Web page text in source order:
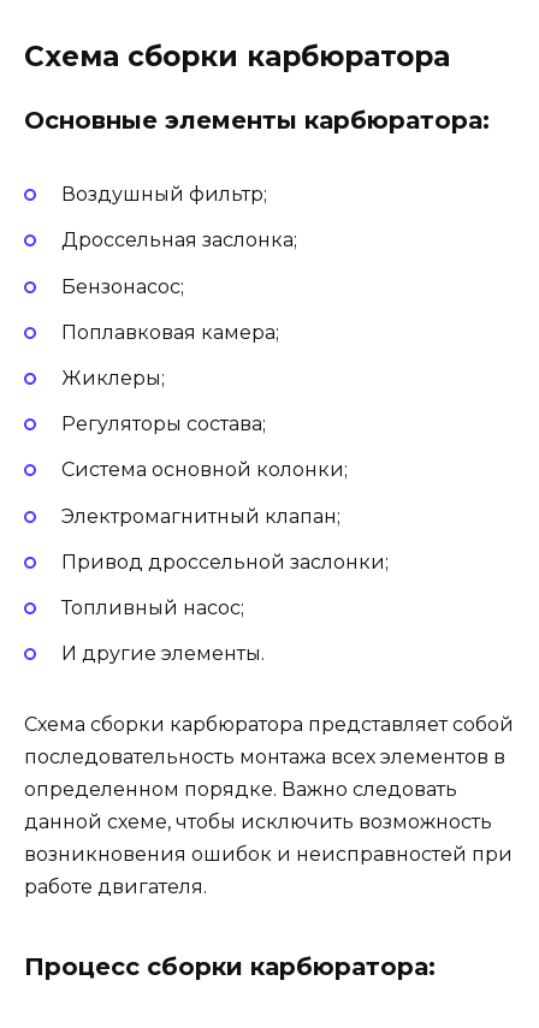
Схема сборки карбюратора
Основные элементы карбюратора:
Воздушный фильтр;
Дроссельная заслонка;
Бензонасос;
Поплавковая камера;
Жиклеры;
Регуляторы состава;
Система основной колонки;
Электромагнитный клапан;
Привод дроссельной заслонки;
Топливный насос;
И другие элементы.
Схема сборки карбюратора представляет собой
последовательность монтажа всех элементов в
определенном порядке. Важно следовать
данной схеме, чтобы исключить возможность
возникновения ошибок и неисправностей при
работе двигателя.
Процесс сборки карбюратора: